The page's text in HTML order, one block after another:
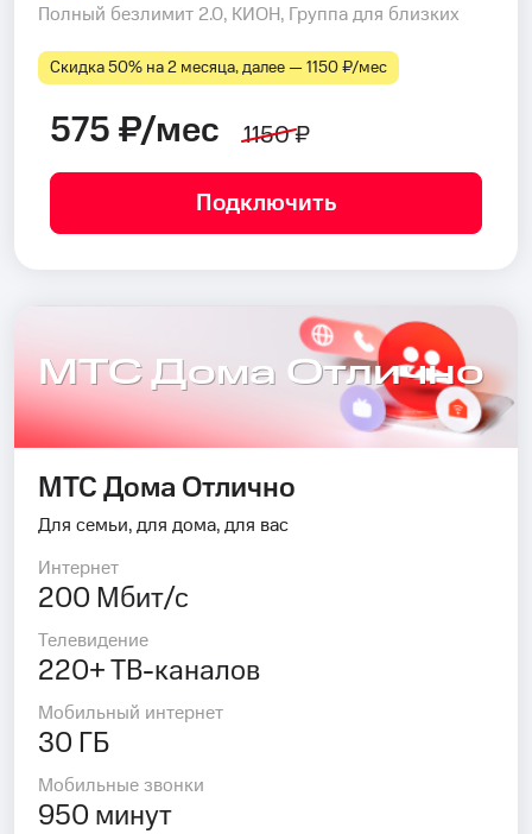
Полный безлимит 2.0, КИОН, Группа для близких
Скидка 50% на 2 месяца, далее — 1150 ₽⁠/⁠мес
575 ₽/мес 1150 ₽
Подключить
МТС Дома Отлично
МТС Дома Отлично
Для семьи, для дома, для вас
Интернет
200 Мбит/с
Телевидение
220+ ТВ-каналов
Мобильный интернет
30 ГБ
Мобильные звонки
950 минут